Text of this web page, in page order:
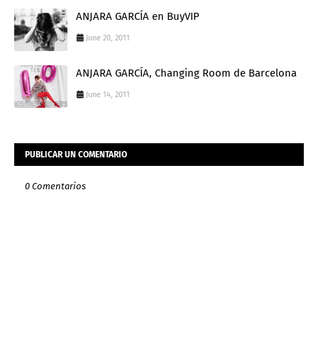
ANJARA GARCÍA en BuyVIP
June 20, 2011
ANJARA GARCÍA, Changing Room de Barcelona
June 14, 2011
PUBLICAR UN COMENTARIO
0 Comentarios